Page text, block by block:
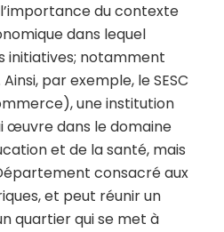
du contexte
dans lequel
initiatives; notamment
par exemple, le SESC
une institution
œuvre dans le domaine
et de la santé, mais
consacré aux
et peut réunir un
quartier qui se met à